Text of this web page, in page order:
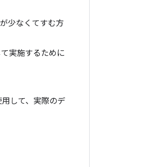
少なくてすむ方
実施するために
して、実際のデ